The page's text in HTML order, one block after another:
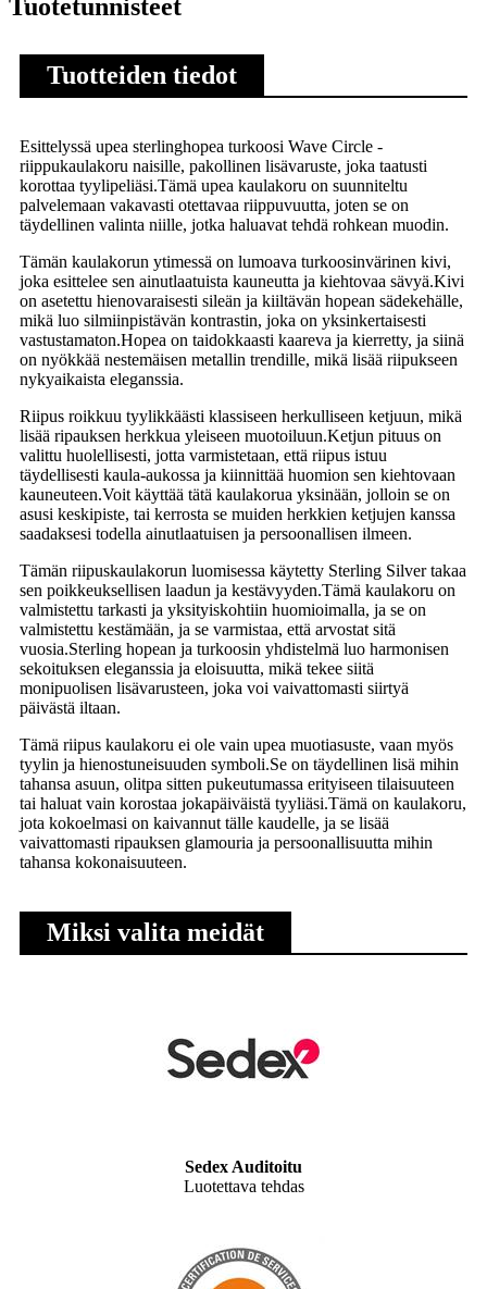
Tuotetunnisteet
Tuotteiden tiedot
Esittelyssä upea sterlinghopea turkoosi Wave Circle -
riippukaulakoru naisille, pakollinen lisävaruste, joka taatusti
korottaa tyylipeliäsi.Tämä upea kaulakoru on suunniteltu
palvelemaan vakavasti otettavaa riippuvuutta, joten se on
täydellinen valinta niille, jotka haluavat tehdä rohkean muodin.
Tämän kaulakorun ytimessä on lumoava turkoosinvärinen kivi,
joka esittelee sen ainutlaatuista kauneutta ja kiehtovaa sävyä.Kivi
on asetettu hienovaraisesti sileän ja kiiltävän hopean sädekehälle,
mikä luo silmiinpistävän kontrastin, joka on yksinkertaisesti
vastustamaton.Hopea on taidokkaasti kaareva ja kierretty, ja siinä
on nyökkää nestemäisen metallin trendille, mikä lisää riipukseen
nykyaikaista eleganssia.
Riipus roikkuu tyylikkäästi klassiseen herkulliseen ketjuun, mikä
lisää ripauksen herkkua yleiseen muotoiluun.Ketjun pituus on
valittu huolellisesti, jotta varmistetaan, että riipus istuu
täydellisesti kaula-aukossa ja kiinnittää huomion sen kiehtovaan
kauneuteen.Voit käyttää tätä kaulakorua yksinään, jolloin se on
asusi keskipiste, tai kerrosta se muiden herkkien ketjujen kanssa
saadaksesi todella ainutlaatuisen ja persoonallisen ilmeen.
Tämän riipuskaulakorun luomisessa käytetty Sterling Silver takaa
sen poikkeuksellisen laadun ja kestävyyden.Tämä kaulakoru on
valmistettu tarkasti ja yksityiskohtiin huomioimalla, ja se on
valmistettu kestämään, ja se varmistaa, että arvostat sitä
vuosia.Sterling hopean ja turkoosin yhdistelmä luo harmonisen
sekoituksen eleganssia ja eloisuutta, mikä tekee siitä
monipuolisen lisävarusteen, joka voi vaivattomasti siirtyä
päivästä iltaan.
Tämä riipus kaulakoru ei ole vain upea muotiasuste, vaan myös
tyylin ja hienostuneisuuden symboli.Se on täydellinen lisä mihin
tahansa asuun, olitpa sitten pukeutumassa erityiseen tilaisuuteen
tai haluat vain korostaa jokapäiväistä tyyliäsi.Tämä on kaulakoru,
jota kokoelmasi on kaivannut tälle kaudelle, ja se lisää
vaivattomasti ripauksen glamouria ja persoonallisuutta mihin
tahansa kokonaisuuteen.
Miksi valita meidät
Sedex Auditoitu
Luotettava tehdas